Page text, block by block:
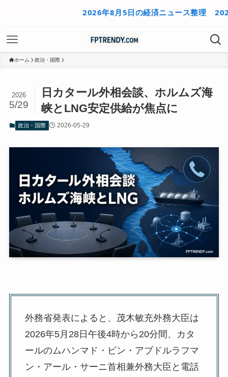
2026年8月5日の経済ニュース整理 2026年8月
ホーム 政治・国際
日カタール外相会談、ホルムズ海
峡とLNG安定供給が焦点に
2026
5/29
政治・国際 2026-05-29
外務省発表によると、茂木敏充外務大臣は
2026年5月28日午後4時から20分間、カタ
ールのムハンマド・ビン・アブドルラフマ
ン・アール・サーニ首相兼外務大臣と電話